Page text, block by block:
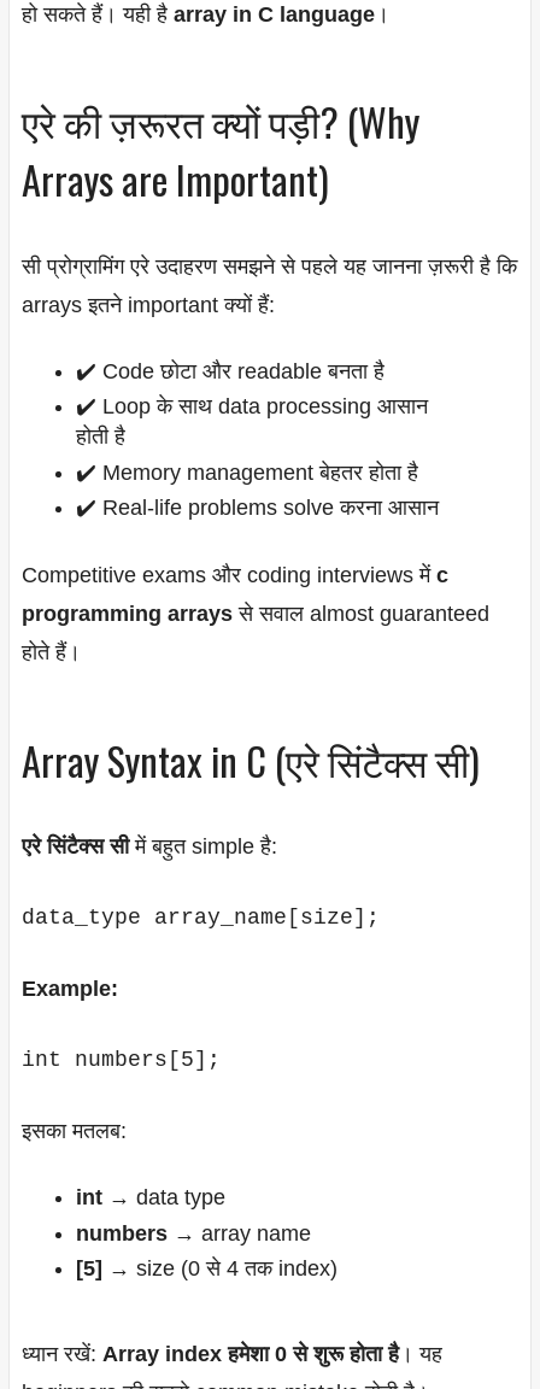
हो सकते हैं। यही है array in C language।
एरे की ज़रूरत क्यों पड़ी? (Why
Arrays are Important)
सी प्रोग्रामिंग एरे उदाहरण समझने से पहले यह जानना ज़रूरी है कि
arrays इतने important क्यों हैं:
✔️ Code छोटा और readable बनता है
✔️ Loop के साथ data processing आसान
होती है
✔️ Memory management बेहतर होता है
✔️ Real-life problems solve करना आसान
Competitive exams और coding interviews में c
programming arraysसे सवाल almost guaranteed
होते हैं।
Array Syntax in C (एरे सिंटैक्स सी)
एरे सिंटैक्स सीमें बहुत simple है:
data_type array_name[size];
Example:
int numbers[5];
इसका मतलब:
int→ data type
numbers→ array name
[5] → size (0 से 4 तक index)
ध्यान रखें: Array index हमेशा 0 से शुरू होता है। यह